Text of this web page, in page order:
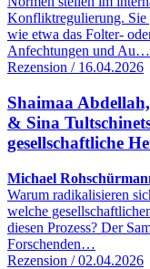
Konfliktregulierung. Sie
wie etwa das Folter-
Anfechtungen und Au…
Rezension / 16.04.2026
Shaimaa
& Sina
gesellschaftliche
Michael
Warum radikalisieren
welche
diesen Prozess? Der
Forschenden…
Rezension / 02.04.2026